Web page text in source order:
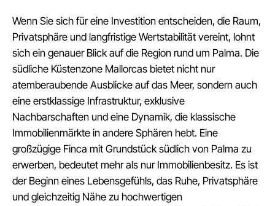
Wenn Sie sich für eine Investition entscheiden, die Raum,
Privatsphäre und langfristige Wertstabilität vereint, lohnt
sich ein genauer Blick auf die Region rund um Palma. Die
südliche Küstenzone Mallorcas bietet nicht nur
atemberaubende Ausblicke auf das Meer, sondern auch
eine erstklassige Infrastruktur, exklusive
Nachbarschaften und eine Dynamik, die klassische
Immobilienmärkte in andere Sphären hebt. Eine
großzügige Finca mit Grundstück südlich von Palma zu
erwerben, bedeutet mehr als nur Immobilienbesitz. Es ist
der Beginn eines Lebensgefühls, das Ruhe, Privatsphäre
und gleichzeitig Nähe zu hochwertigen